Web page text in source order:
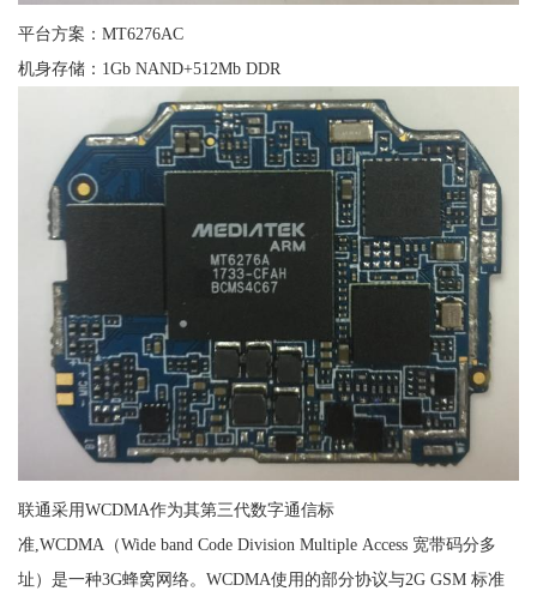
平台方案：MT6276AC
机身存储：1Gb NAND+512Mb DDR
联通采用WCDMA作为其第三代数字通信标
准,WCDMA（Wide band Code Division Multiple Access 宽带码分多
址）是一种3G蜂窝网络。WCDMA使用的部分协议与2G GSM 标准